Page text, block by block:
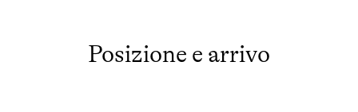
Asciugamani
Posizione e arrivo